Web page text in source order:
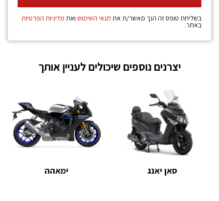
בשליחת טופס זה הנך מאשר/ת את תנאי השימוש ואת מדיניות הפרטיות
באתר.
יצרנים נוספים שיכולים לעניין אותך
סאן יאנג ימאהה